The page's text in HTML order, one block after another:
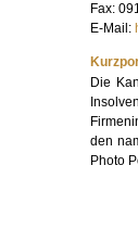
Fax:
E-Mail:
Die
den
Photo